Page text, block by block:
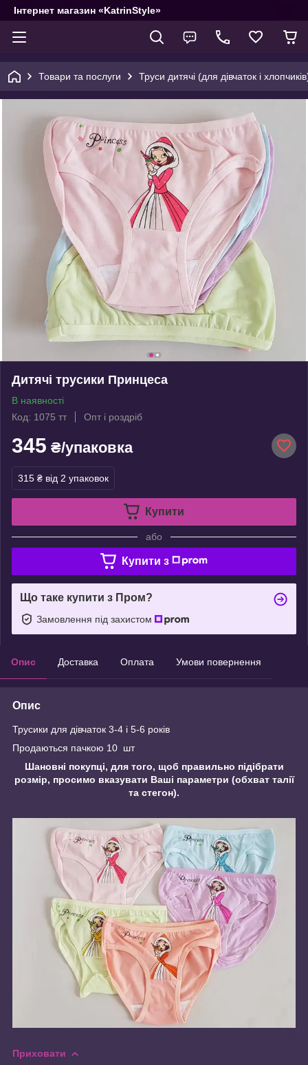
Інтернет магазин «KatrinStyle»
Товари та послуги Труси дитячі (для дівчаток і
Дитячі трусики Принцеса
В наявності
Код: 1075 тт
Опт і роздріб
345 ₴/упаковка
315 ₴ від 2 упаковок
Купити
або
Купити з
Що таке купити з Пром?
Замовлення під захистом
Опис Доставка Оплата Умови повернення
Опис
Трусики для дівчаток 3-4 і 5-6 років
Продаються пачкою 10 шт
Шановні покупці, для того, щоб правильно підібрати
розмір, просимо вказувати Ваші параметри (обхват талії
та стегон).
Приховати